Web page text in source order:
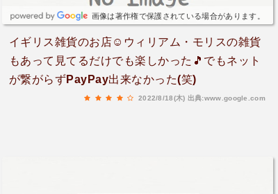
画像は著作権で保護されている場合があります。
イギリス雑貨のお店☺️ウィリアム・モリスの雑貨
もあって見てるだけでも楽しかった🎵でもネット
が繋がらずPayPay出来なかった(笑)
2022/8/18(木) 出典:www.google.com